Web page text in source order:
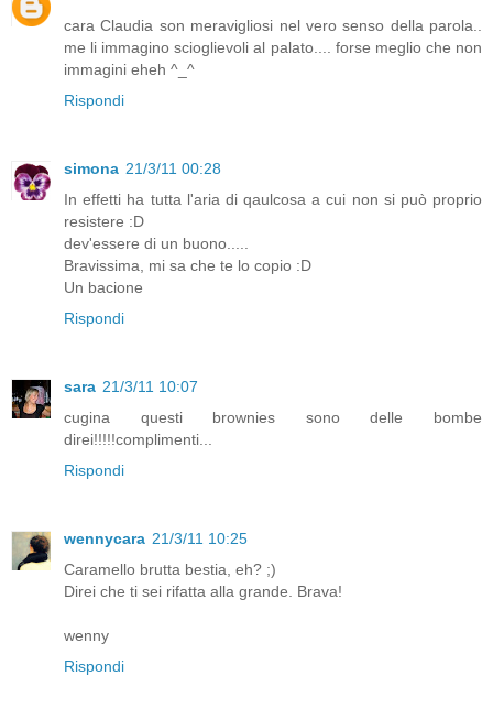
cara Claudia son meravigliosi nel vero senso della parola..
me li immagino scioglievoli al palato.... forse meglio che non
immagini eheh ^_^
Rispondi
simona 21/3/11 00:28
In effetti ha tutta l'aria di qaulcosa a cui non si può proprio
resistere :D
dev'essere di un buono.....
Bravissima, mi sa che te lo copio :D
Un bacione
Rispondi
sara 21/3/11 10:07
cugina questi brownies sono delle bombe
direi!!!!!complimenti...
Rispondi
wennycara 21/3/11 10:25
Caramello brutta bestia, eh? ;)
Direi che ti sei rifatta alla grande. Brava!
wenny
Rispondi